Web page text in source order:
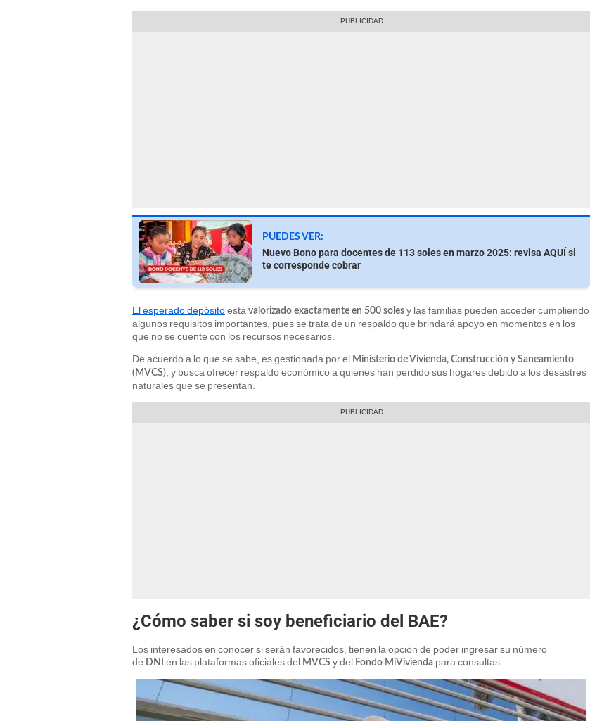
PUEDES VER:
Nuevo Bono para docentes de 113 soles en marzo 2025: revisa AQUÍ si
te corresponde cobrar
El esperado depósitoestá valorizado exactamente en 500 soles y las familias pueden acceder cumpliendo
algunos requisitos importantes, pues se trata de un respaldo que brindará apoyo en momentos en los
que no se cuente con los recursos necesarios.
De acuerdo a lo que se sabe, es gestionada por el Ministerio de Vivienda, Construcción y Saneamiento
(MVCS) , y busca ofrecer respaldo económico a quienes han perdido sus hogares debido a los desastres
naturales que se presentan.
¿Cómo saber si soy beneficiario del BAE?
Los interesados en conocer si serán favorecidos, tienen la opción de poder ingresar su número
de DNI en las plataformas oficiales del MVCS y del Fondo MiVivienda para consultas.